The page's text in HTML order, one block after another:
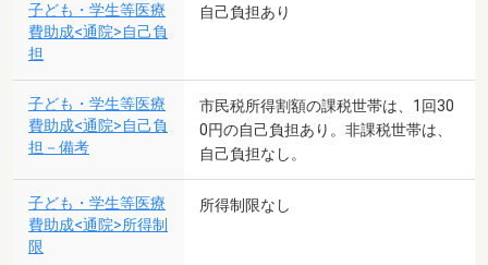
子ども・学生等医療
費助成<通院>自己負
担
自己負担あり
子ども・学生等医療
費助成<通院>自己負
担－備考
市民税所得割額の課税世帯は、1回30
0円の自己負担あり。非課税世帯は、
自己負担なし。
子ども・学生等医療
費助成<通院>所得制
限
所得制限なし